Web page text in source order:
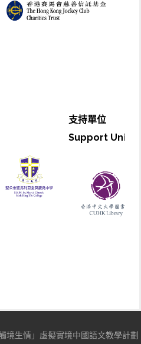
支持單位
Support Unit
生情」虛擬實境中國語文教學計劃